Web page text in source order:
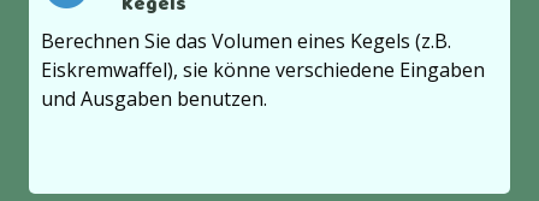
Berechnen Sie das Volumen eines Kegels (z.B.
Eiskremwaffel), sie könne verschiedene Eingaben
und Ausgaben benutzen.